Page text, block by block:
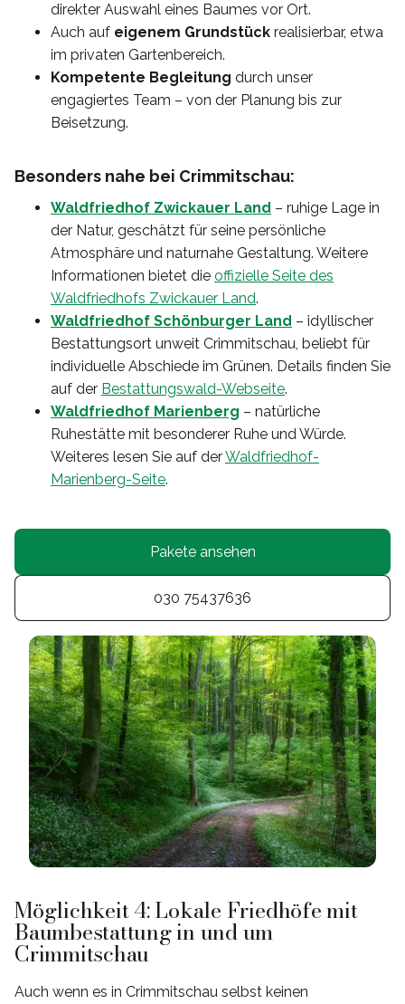
direkter Auswahl eines Baumes vor Ort.
Auch auf eigenem Grundstück realisierbar, etwa
im privaten Gartenbereich.
Kompetente Begleitung durch unser
engagiertes Team – von der Planung bis zur
Beisetzung.
Besonders nahe bei Crimmitschau:
Waldfriedhof Zwickauer Land – ruhige Lage in
der Natur, geschätzt für seine persönliche
Atmosphäre und naturnahe Gestaltung. Weitere
Informationen bietet die offizielle Seite des
Waldfriedhofs Zwickauer Land.
Waldfriedhof Schönburger Land – idyllischer
Bestattungsort unweit Crimmitschau, beliebt für
individuelle Abschiede im Grünen. Details finden Sie
auf der Bestattungswald-Webseite.
Waldfriedhof Marienberg – natürliche
Ruhestätte mit besonderer Ruhe und Würde.
Weiteres lesen Sie auf derWaldfriedhof-
Marienberg-Seite.
Pakete ansehen
030 75437636
Möglichkeit 4: Lokale Friedhöfe mit
Baumbestattung in und um
Crimmitschau
Auch wenn es in Crimmitschau selbst keinen